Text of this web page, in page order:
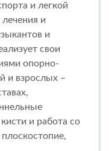
и легкой
и
и
свои
опорно-
и взрослых –
и работа со